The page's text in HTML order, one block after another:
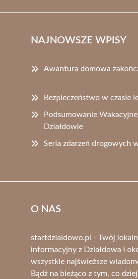
NAJNOWSZE WPISY
Awantura domowa
Bezpieczeństwo w czasie
Podsumowanie
Działdowie
Seria zdarzeń drogowych
O NAS
startdzialdowo.pl - Twój
informacyjny z Działdowa i
wszystkie najświeższe
Bądź na bieżąco z tym, co